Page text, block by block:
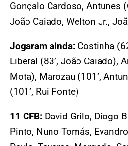
Gonçalo Cardoso, Antunes
João Caiado, Welton Jr.,
Jogaram ainda: Costinha
Liberal (83’, João Caiado),
Mota), Marozau (101’,
(101’, Rui Fonte)
11 CFB: David Grilo, Diogo
Pinto, Nuno Tomás,